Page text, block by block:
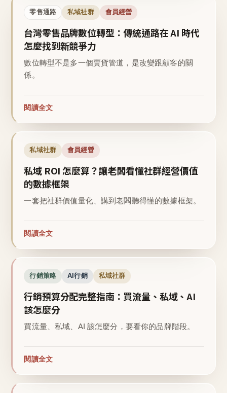
零售通路 私域社群 會員經營
台灣零售品牌數位轉型：傳統通路在 AI 時代
怎麼找到新競爭力
數位轉型不是多一個賣貨管道，是改變跟顧客的關
係。
閱讀全文
私域社群 會員經營
私域 ROI 怎麼算？讓老闆看懂社群經營價值
的數據框架
一套把社群價值量化、講到老闆聽得懂的數據框架。
閱讀全文
行銷策略 AI行銷 私域社群
行銷預算分配完整指南：買流量、私域、AI
該怎麼分
買流量、私域、AI 該怎麼分，要看你的品牌階段。
閱讀全文